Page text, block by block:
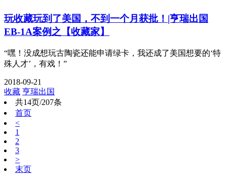
玩收藏玩到了美国，不到一个月获批！|亨瑞出国
EB-1A案例之【收藏家】
“嘿！没成想玩古陶瓷还能申请绿卡，我还成了美国想要的‘特
殊人才’，有戏！”
2018-09-21
收藏 亨瑞出国
共14页/207条
首页
<
1
2
3
>
末页